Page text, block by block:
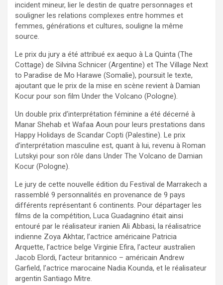
incident mineur, lier le destin de quatre personnages et
souligner les relations complexes entre hommes et
femmes, générations et cultures, souligne la même
source.
Le prix du jury a été attribué ex aequo à La Quinta (The
Cottage) de Silvina Schnicer (Argentine) et The Village Next
to Paradise de Mo Harawe (Somalie), poursuit le texte,
ajoutant que le prix de la mise en scène revient à Damian
Kocur pour son film Under the Volcano (Pologne).
Un double prix d’interprétation féminine a été décerné à
Manar Shehab et Wafaa Aoun pour leurs prestations dans
Happy Holidays de Scandar Copti (Palestine). Le prix
d’interprétation masculine est, quant à lui, revenu à Roman
Lutskyi pour son rôle dans Under The Volcano de Damian
Kocur (Pologne).
Le jury de cette nouvelle édition du Festival de Marrakech a
rassemblé 9 personnalités en provenance de 9 pays
différents représentant 6 continents. Pour départager les
films de la compétition, Luca Guadagnino était ainsi
entouré par le réalisateur iranien Ali Abbasi, la réalisatrice
indienne Zoya Akhtar, l’actrice américaine Patricia
Arquette, l’actrice belge Virginie Efira, l’acteur australien
Jacob Elordi, l’acteur britannico – américain Andrew
Garfield, l’actrice marocaine Nadia Kounda, et le réalisateur
argentin Santiago Mitre.